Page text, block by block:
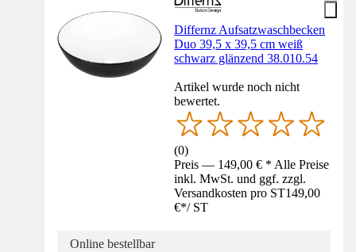
Differnz Aufsatzwaschbecken
Duo 39,5 x 39,5 cm weiß
schwarz glänzend 38.010.54
Artikel wurde noch nicht
bewertet.
(0)
Preis — 149,00 € * Alle Preise
inkl. MwSt. und ggf. zzgl.
Versandkosten pro ST149,00
€*/ ST
Online bestellbar